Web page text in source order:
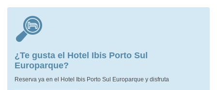
¿Te gusta el Hotel Ibis Porto Sul
Europarque?
Reserva ya en el Hotel Ibis Porto Sul Europarque y disfruta